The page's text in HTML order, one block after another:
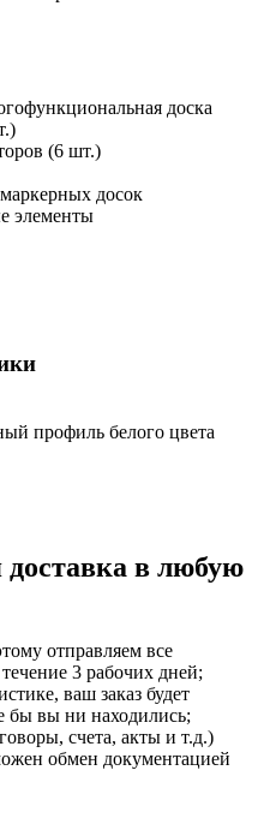
доска
(6 шт.)
досок
элементы
профиль белого цвета
в любую
отправляем все
3 рабочих дней;
ваш заказ будет
бы вы ни находились;
счета, акты и т.д.)
обмен документацией